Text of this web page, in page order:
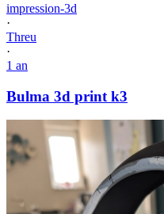
impression-3d
·
Threu
·
1 an
Bulma 3d print k3